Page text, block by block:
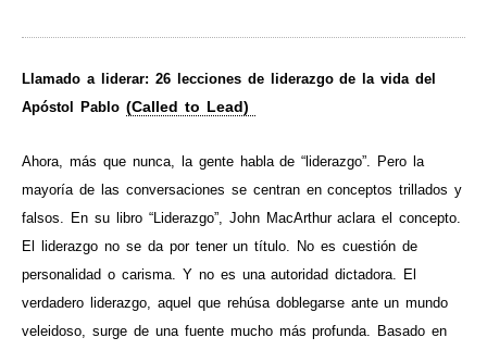
Llamado a liderar: 26 lecciones de liderazgo de la vida del
Apóstol Pablo (Called to Lead)
Ahora, más que nunca, la gente habla de “liderazgo”. Pero la
mayoría de las conversaciones se centran en conceptos trillados y
falsos. En su libro “Liderazgo”, John MacArthur aclara el concepto.
El liderazgo no se da por tener un título. No es cuestión de
personalidad o carisma. Y no es una autoridad dictadora. El
verdadero liderazgo, aquel que rehúsa doblegarse ante un mundo
veleidoso, surge de una fuente mucho más profunda. Basado en